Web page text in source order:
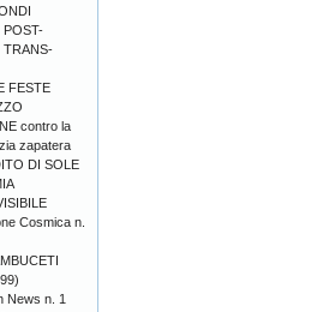
POST-
TRANS-
FESTE
contro la
zapatera
DI SOLE
Cosmica n.
News n. 1